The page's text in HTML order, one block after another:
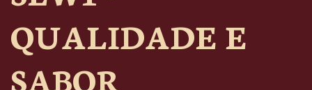
QUALIDADE E
SABOR